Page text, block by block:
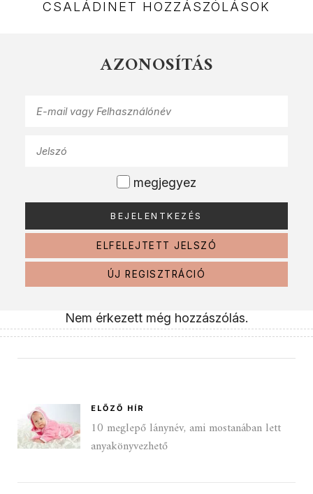
CSALÁDINET HOZZÁSZÓLÁSOK
AZONOSÍTÁS
megjegyez
ELFELEJTETT JELSZÓ
ÚJ REGISZTRÁCIÓ
Nem érkezett még hozzászólás.
ELŐZŐ HÍR
10 meglepő lánynév, ami mostanában lett
anyakönyvezhető